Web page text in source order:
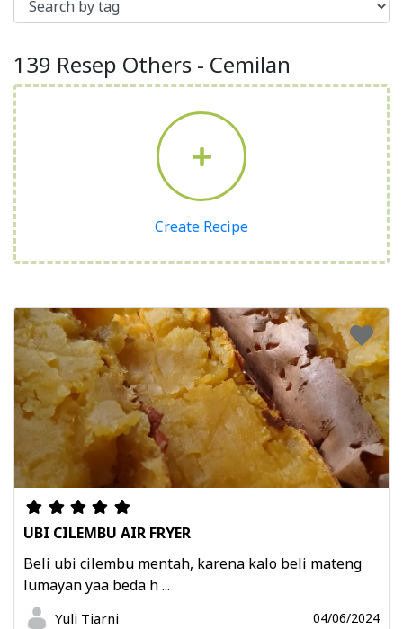
139 Resep Others - Cemilan
Create Recipe
UBI CILEMBU AIR FRYER
Beli ubi cilembu mentah, karena kalo beli mateng
lumayan yaa beda h ...
Yuli Tiarni 04/06/2024